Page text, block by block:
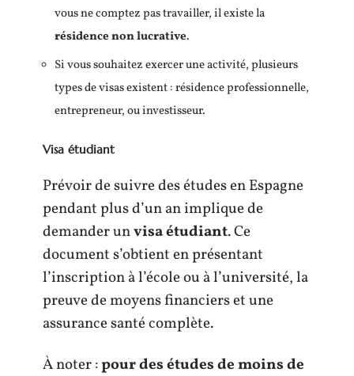
vous ne comptez pas travailler, il existe la
résidence non lucrative.
Si vous souhaitez exercer une activité, plusieurs
types de visas existent : résidence professionnelle,
entrepreneur, ou investisseur.
Visa étudiant
Prévoir de suivre des études en Espagne
pendant plus d’un an implique de
demander unvisa étudiant. Ce
document s’obtient en présentant
l’inscription à l’école ou à l’université, la
preuve de moyens financiers et une
assurance santé complète.
À noter :pour des études de moins de